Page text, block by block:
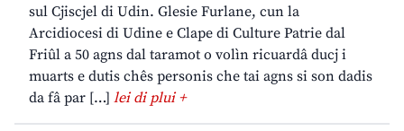
sul Cjiscjel di Udin. Glesie Furlane, cun la
Arcidiocesi di Udine e Clape di Culture Patrie dal
Friûl a 50 agns dal taramot o volìn ricuardâ ducj i
muarts e dutis chês personis che tai agns si son dadis
da fâ par […] lei di plui +